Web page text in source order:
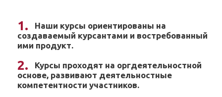
Наши курсы ориентированы на
создаваемый курсантами и востребованный
ими продукт.
Курсы проходят на оргдеятельностной
основе, развивают деятельностные
компетентности участников.